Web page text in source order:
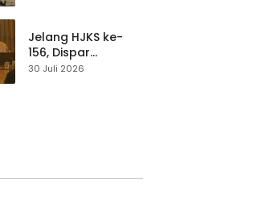
Waspada
Jelang HJKS ke-
156, Dispar
Kabupaten
30 Juli 2026